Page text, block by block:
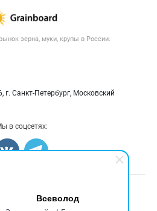
Всеволод
зерна, муки, крупы в России.
г. Санкт-Петербург, Московский
оферта
информация
персональных данных
Новости рынка
Крупы
Мука
в соцсетях:
право, логотипы